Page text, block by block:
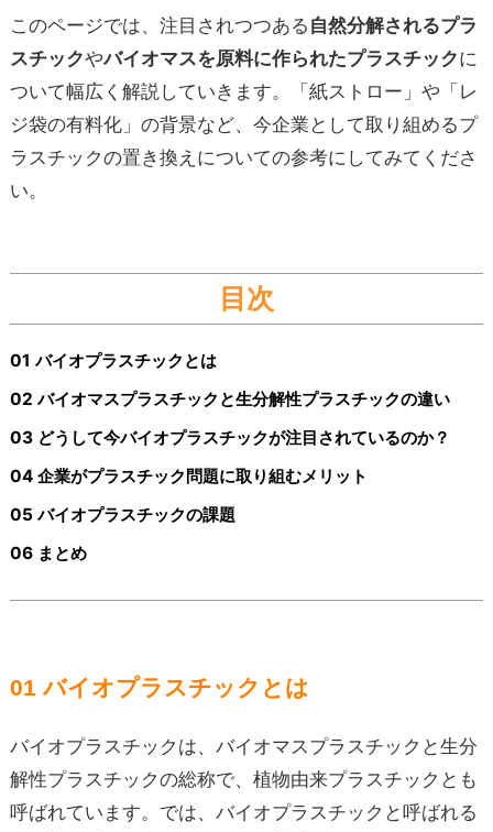
このページでは、注目されつつある 自然分解されるプラ
スチックやバイオマスを原料に作られたプラスチックに
ついて幅広く解説していきます。「紙ストロー」や「レ
ジ袋の有料化」の背景など、今企業として取り組めるプ
ラスチックの置き換えについての参考にしてみてくださ
い。
目次
01 バイオプラスチックとは
02 バイオマスプラスチックと生分解性プラスチックの違い
03 どうして今バイオプラスチックが注目されているのか？
04 企業がプラスチック問題に取り組むメリット
05 バイオプラスチックの課題
06 まとめ
01 バイオプラスチックとは
バイオプラスチックは、バイオマスプラスチックと生分
解性プラスチックの総称で、植物由来プラスチックとも
呼ばれています。では、バイオプラスチックと呼ばれる